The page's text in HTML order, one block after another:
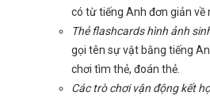
có từ tiếng Anh đơn giản về
Thẻ flashcards hình ảnh
gọi tên sự vật bằng tiếng
chơi tìm thẻ, đoán thẻ.
Các trò chơi vận động kết